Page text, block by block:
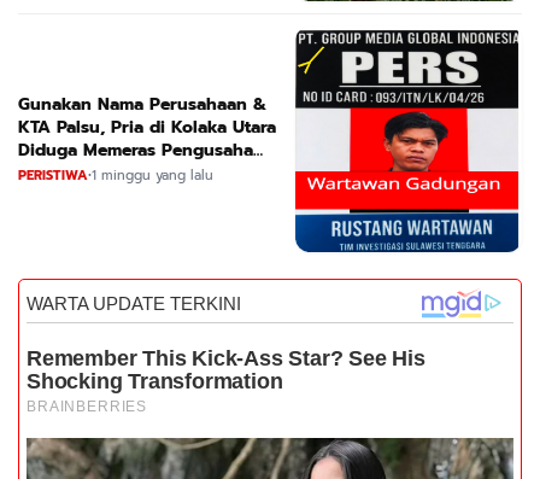
Gunakan Nama Perusahaan &
KTA Palsu, Pria di Kolaka Utara
Diduga Memeras Pengusaha
Tambang dan Minyak
PERISTIWA•1 minggu yang lalu